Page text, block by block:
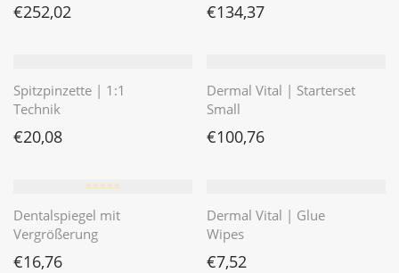
€252,02 €134,37
Spitzpinzette | 1:1
Technik
€20,08
Dermal Vital | Starterset
Small
€100,76
⭐️⭐️⭐️⭐️⭐️
Dentalspiegel mit
Vergrößerung
€16,76
Dermal Vital | Glue
Wipes
€7,52